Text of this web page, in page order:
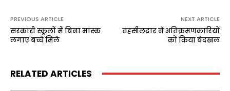
PREVIOUS ARTICLE
सरकारी स्कूलों में बिना मास्क
लगाए बच्चे मिले
NEXT ARTICLE
तहसीलदार ने अतिक्रमणकारियों
को किया बेदखल
RELATED ARTICLES